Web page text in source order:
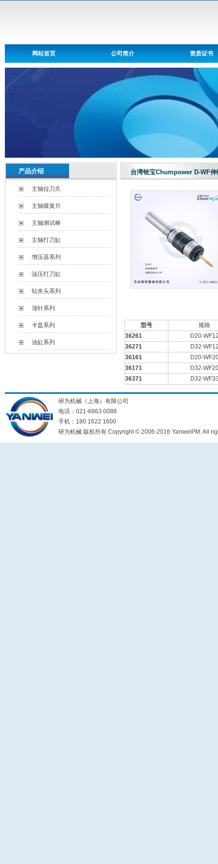
网站首页 公司简介 资质证书
台湾铨宝Chumpower D-WF
型号
规格
36261
D20-
36271
D32-
36161
D20-
36171
D32-
36371
D32-
产品介绍
主轴拉刀爪
主轴碟簧片
主轴测试棒
主轴打刀缸
增压器系列
油压打刀缸
钻夹头系列
顶针系列
卡盘系列
油缸系列
研为机械（上海）有限公司
电话：021-6863 0088
手机：180 1622 1600
研为机械 版权所有 Copyright © 2006-2016 YanweiPM. All